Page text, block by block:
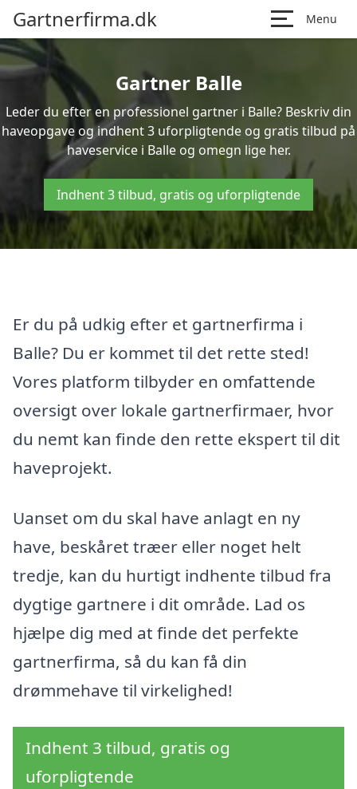
Gartnerfirma.dk Menu
Gartner Balle
Leder du efter en professionel gartner i Balle? Beskriv din
haveopgave og indhent 3 uforpligtende og gratis tilbud på
haveservice i Balle og omegn lige her.
Indhent 3 tilbud, gratis og uforpligtende
Er du på udkig efter et gartnerfirma i
Balle? Du er kommet til det rette sted!
Vores platform tilbyder en omfattende
oversigt over lokale gartnerfirmaer, hvor
du nemt kan finde den rette ekspert til dit
haveprojekt.
Uanset om du skal have anlagt en ny
have, beskåret træer eller noget helt
tredje, kan du hurtigt indhente tilbud fra
dygtige gartnere i dit område. Lad os
hjælpe dig med at finde det perfekte
gartnerfirma, så du kan få din
drømmehave til virkelighed!
Indhent 3 tilbud, gratis og
uforpligtende